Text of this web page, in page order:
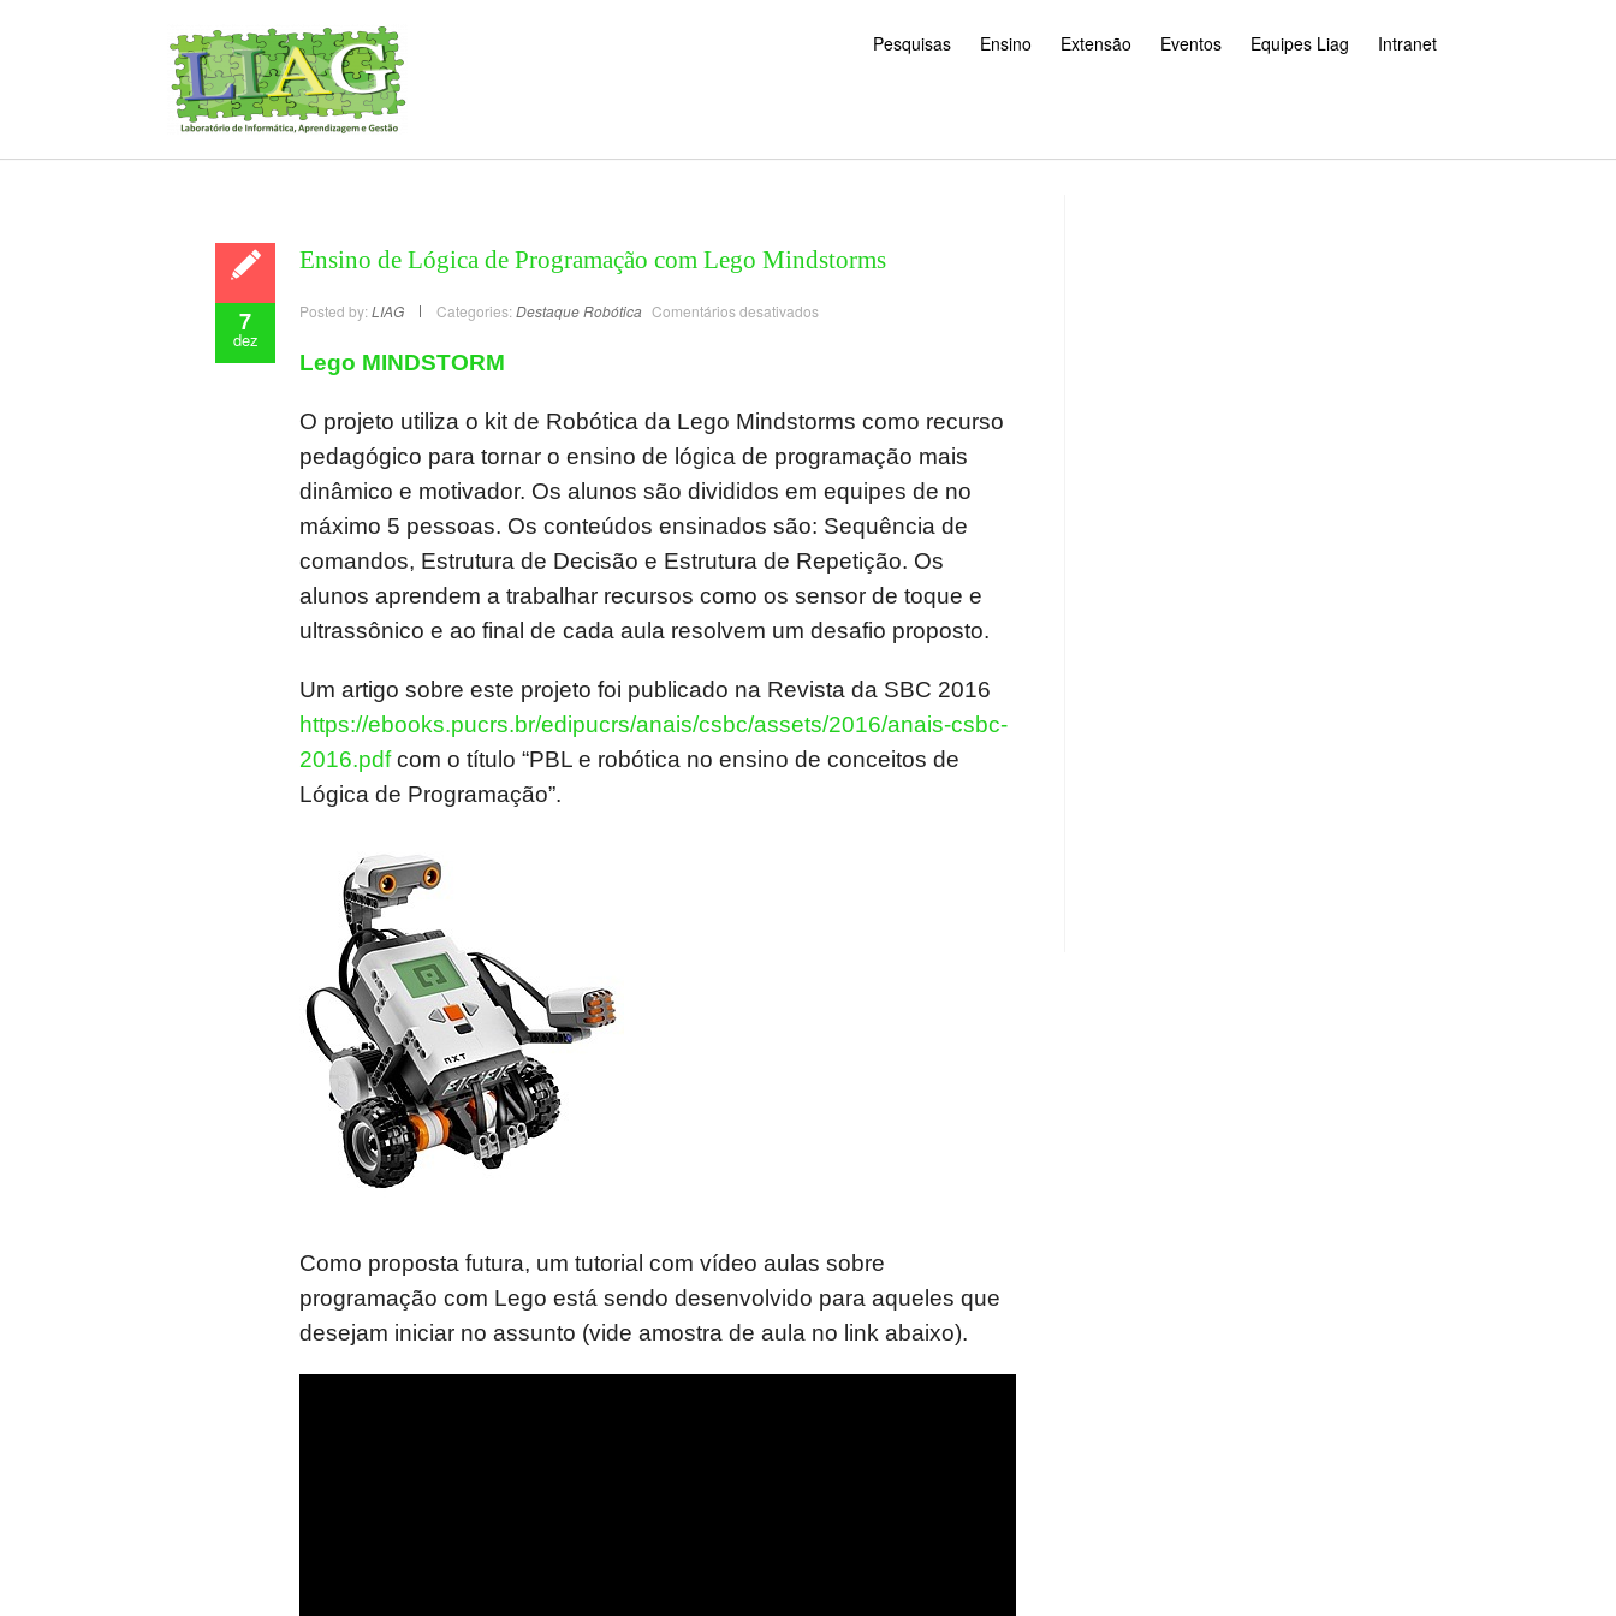
Pesquisas Ensino Extensão Eventos Equipes Liag Intranet
7
dez
Ensino de Lógica de Programação com Lego Mindstorms
Posted by: LIAG Categories: DestaqueRobótica Comentários desativados
Lego MINDSTORM
O projeto utiliza o kit de Robótica da Lego Mindstorms como recurso
pedagógico para tornar o ensino de lógica de programação mais
dinâmico e motivador. Os alunos são divididos em equipes de no
máximo 5 pessoas. Os conteúdos ensinados são: Sequência de
comandos, Estrutura de Decisão e Estrutura de Repetição. Os
alunos aprendem a trabalhar recursos como os sensor de toque e
ultrassônico e ao final de cada aula resolvem um desafio proposto.
Um artigo sobre este projeto foi publicado na Revista da SBC 2016
https://ebooks.pucrs.br/edipucrs/anais/csbc/assets/2016/anais-csbc-
2016.pdfcom o título “PBL e robótica no ensino de conceitos de
Lógica de Programação”.
Como proposta futura, um tutorial com vídeo aulas sobre
programação com Lego está sendo desenvolvido para aqueles que
desejam iniciar no assunto (vide amostra de aula no link abaixo).